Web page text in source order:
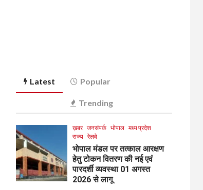
Latest Popular
Trending
ख़बर जनसंपर्क भोपाल मध्य प्रदेश
राज्य रेलवे
भोपाल मंडल पर तत्काल आरक्षण
हेतु टोकन वितरण की नई एवं
पारदर्शी व्यवस्था 01 अगस्त
2026 से लागू